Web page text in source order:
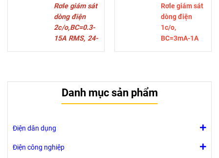
Rơle giám sát
dòng điện
2c/o,BC=0.3-
15A RMS, 24-
Rơle giám sát
dòng điện
1c/o,
BC=3mA-1A
Danh mục sản phẩm
Điện dân dụng
Điện công nghiệp